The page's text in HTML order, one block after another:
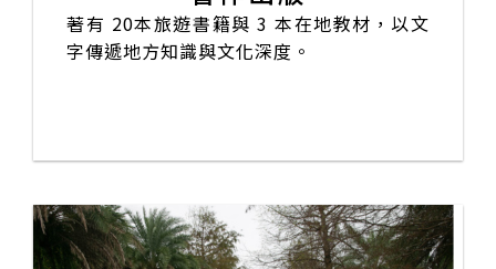
著有 20本旅遊書籍與 3 本在地教材，以文
字傳遞地方知識與文化深度。